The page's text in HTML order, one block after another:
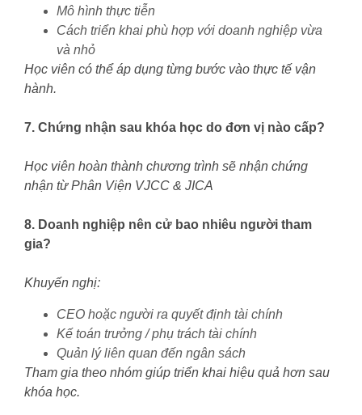
Mô hình thực tiễn
Cách triển khai phù hợp với doanh nghiệp vừa
và nhỏ
Học viên có thể áp dụng từng bước vào thực tế vận
hành.
7. Chứng nhận sau khóa học do đơn vị nào cấp?
Học viên hoàn thành chương trình sẽ nhận chứng
nhận từ Phân Viện VJCC & JICA
8. Doanh nghiệp nên cử bao nhiêu người tham
gia?
Khuyến nghị:
CEO hoặc người ra quyết định tài chính
Kế toán trưởng / phụ trách tài chính
Quản lý liên quan đến ngân sách
Tham gia theo nhóm giúp triển khai hiệu quả hơn sau
khóa học.